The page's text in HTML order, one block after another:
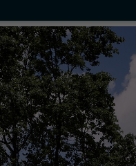
Solutions
Graphics